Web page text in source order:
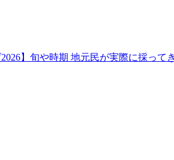
】旬や時期 地元民が実際に採って